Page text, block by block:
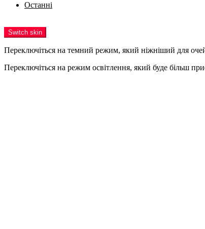
Останні
Switch skin
Переключіться на темний режим, який ніжніший для
Переключіться на режим освітлення, який буде більш